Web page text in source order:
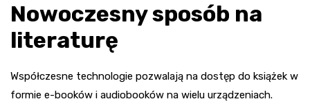
Nowoczesny sposób na
literaturę
Współczesne technologie pozwalają na dostęp do książek w
formie e-booków i audiobooków na wielu urządzeniach.